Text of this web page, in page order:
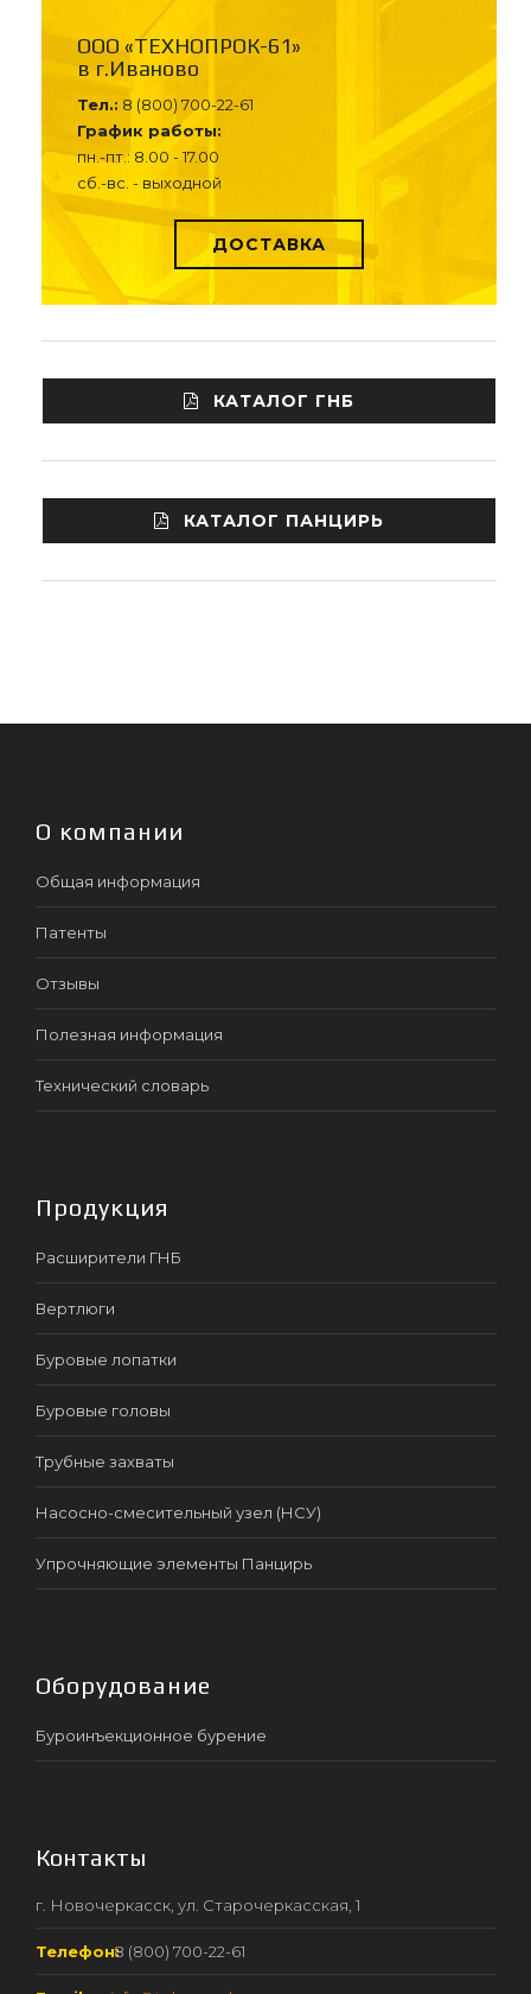
ООО «ТЕХНОПРОК-61»
в г.Иваново
Тел.: 8 (800) 700-22-61
График работы:
пн.-пт.: 8.00 - 17.00
сб.-вс. - выходной
ДОСТАВКА
КАТАЛОГ ГНБ
КАТАЛОГ ПАНЦИРЬ
О компании
Общая информация
Патенты
Отзывы
Полезная информация
Технический словарь
Продукция
Расширители ГНБ
Вертлюги
Буровые лопатки
Буровые головы
Трубные захваты
Насосно-смесительный узел (НСУ)
Упрочняющие элементы Панцирь
Оборудование
Буроинъекционное бурение
Контакты
г. Новочеркасск, ул. Старочеркасская, 1
Телефон:8 (800) 700-22-61